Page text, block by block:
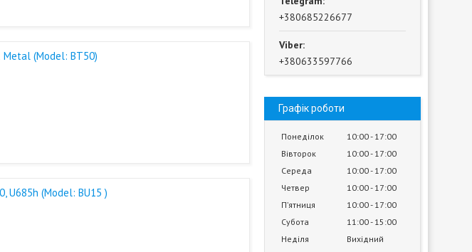
Metal (Model: BT50)
U685h (Model: BU15 )
+380685226677
+380633597766
Графік роботи
Понеділок 10:00 17:00
Вівторок
10:00 17:00
Середа
10:00 17:00
Четвер
10:00 17:00
Пʼятниця
10:00 17:00
Субота
11:00 15:00
Неділя
Вихідний